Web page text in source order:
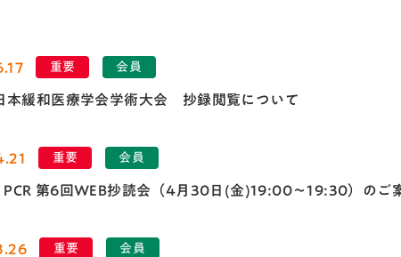
重要 会員
本緩和医療学会学術大会 抄録閲覧について
重要 会員
PCR 第6回WEB抄読会（4月30日(金)19:00～19:30）のご
重要 会員